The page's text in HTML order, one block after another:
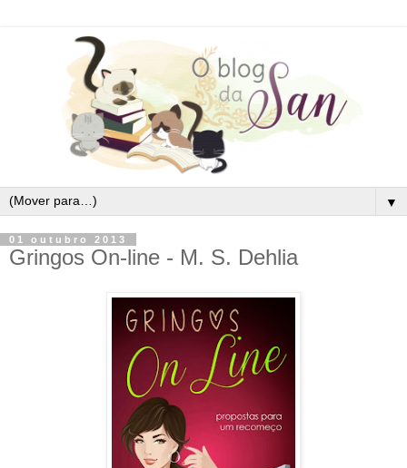
▼
01 outubro 2013
Gringos On-line - M. S. Dehlia